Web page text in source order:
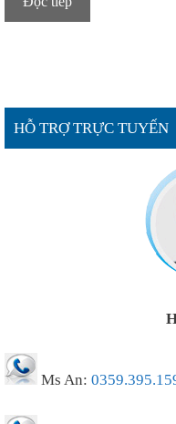
HỖ TRỢ TRỰC TUYẾN
Ms An: